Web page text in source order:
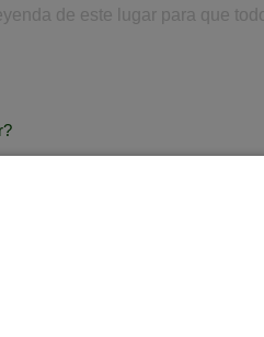
de este lugar para que